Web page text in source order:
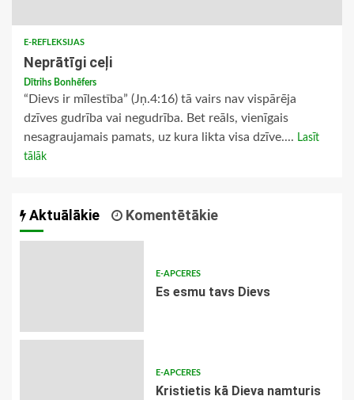
E-REFLEKSIJAS
Neprātīgi ceļi
Dītrihs Bonhēfers
“Dievs ir mīlestība” (Jņ.4:16) tā vairs nav vispārēja
dzīves gudrība vai negudrība. Bet reāls, vienīgais
nesagraujamais pamats, uz kura likta visa dzīve.... Lasīt
tālāk
Aktuālākie Komentētākie
E-APCERES
Es esmu tavs Dievs
E-APCERES
Kristietis kā Dieva namturis